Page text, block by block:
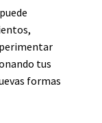
tus
formas